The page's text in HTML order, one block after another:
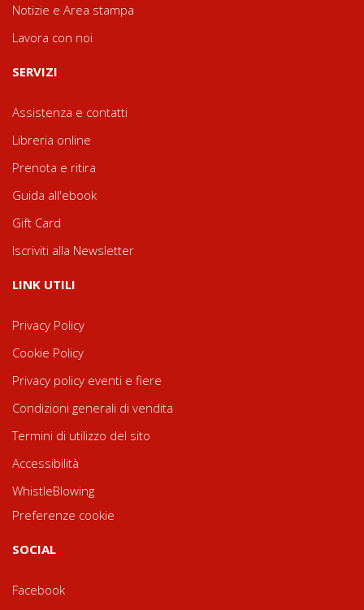
Notizie e Area stampa
Lavora con noi
SERVIZI
Assistenza e contatti
Libreria online
Prenota e ritira
Guida all'ebook
Gift Card
Iscriviti alla Newsletter
LINK UTILI
Privacy Policy
Cookie Policy
Privacy policy eventi e fiere
Condizioni generali di vendita
Termini di utilizzo del sito
Accessibilità
WhistleBlowing
Preferenze cookie
SOCIAL
Facebook